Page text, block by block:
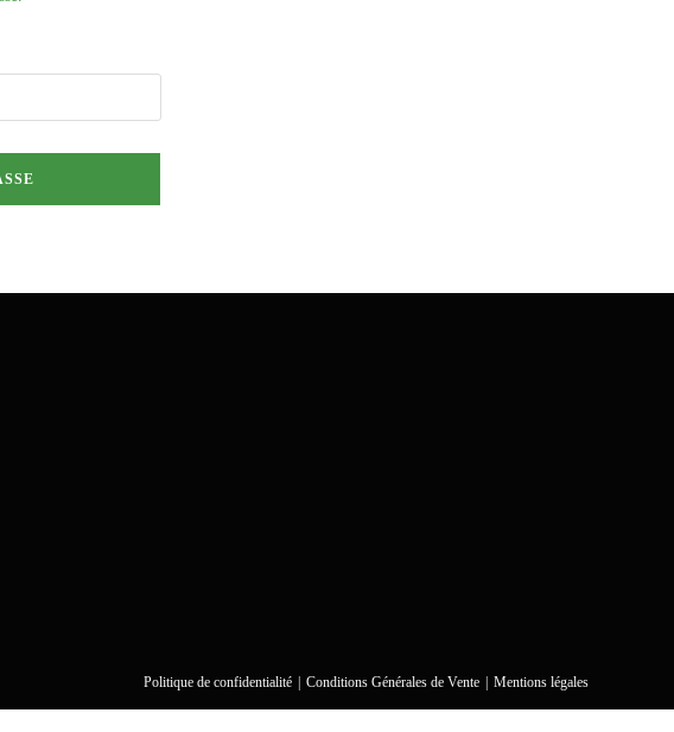
Politique de confidentialité Conditions Générales de Vente Mentions légales